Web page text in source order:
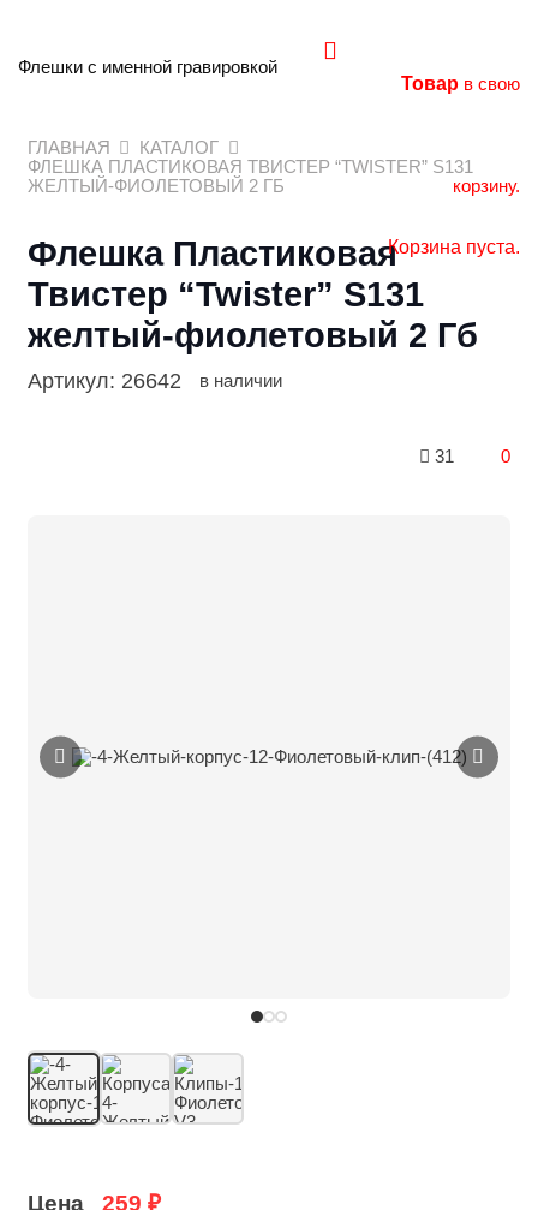
Флешки с именной гравировкой
Товарв свою
корзину.
Корзина пуста.
ГЛАВНАЯ
КАТАЛОГ
ФЛЕШКА ПЛАСТИКОВАЯ ТВИСТЕР “TWISTER” S131
ЖЕЛТЫЙ-ФИОЛЕТОВЫЙ 2 ГБ
Флешка Пластиковая
Твистер “Twister” S131
желтый-фиолетовый 2 Гб
Артикул: 26642 в наличии
31 0
Цена 259₽